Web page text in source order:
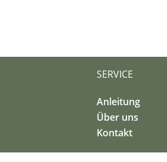
SERVICE
Anleitung
Über uns
Kontakt